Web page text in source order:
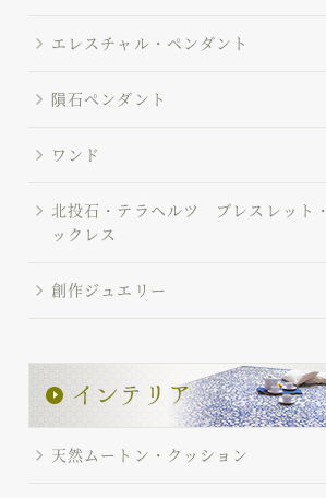
エレスチャル・ペンダント
隕石ペンダント
ワンド
北投石・テラヘルツ ブレスレット
ックレス
創作ジュエリー
天然ムートン・クッション